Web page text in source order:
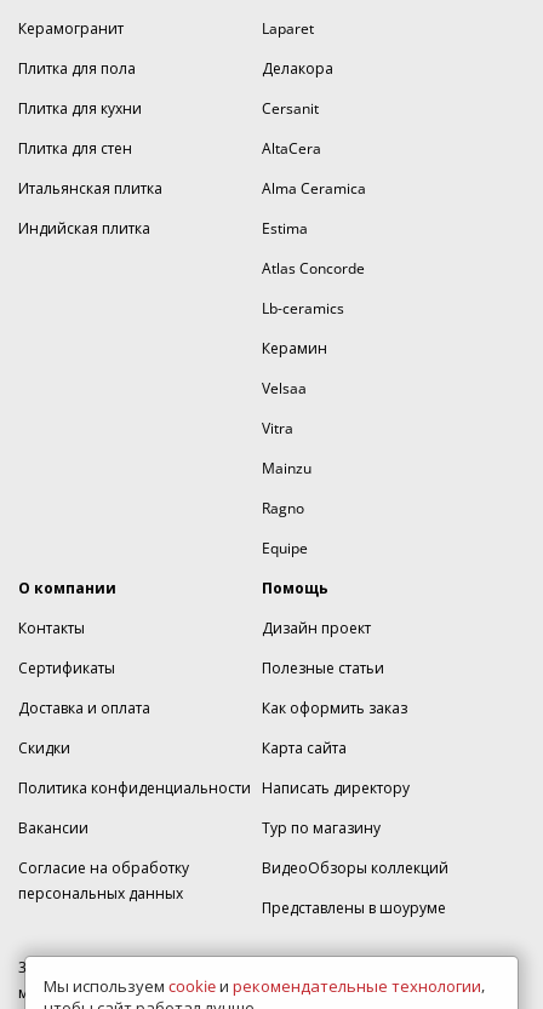
Керамогранит
Плитка для пола
Плитка для кухни
Плитка для стен
Итальянская плитка
Индийская плитка
Laparet
Делакора
Cersanit
AltaCera
Alma Ceramica
Estima
Atlas Concorde
Lb-ceramics
Керамин
Velsaa
Vitra
Mainzu
Ragno
Equipe
О компании
Контакты
Сертификаты
Доставка и оплата
Скидки
Политика конфиденциальности
Вакансии
Согласие на обработку
персональных данных
Помощь
Дизайн проект
Полезные статьи
Как оформить заказ
Карта сайта
Написать директору
Тур по магазину
ВидеоОбзоры коллекций
Представлены в шоуруме
350005, г. Краснодар, Прикубанский округ, ул.Кореновская, дом 49,
магазин Плитка-SDVK.
Мы используем cookieи рекомендательные технологии,